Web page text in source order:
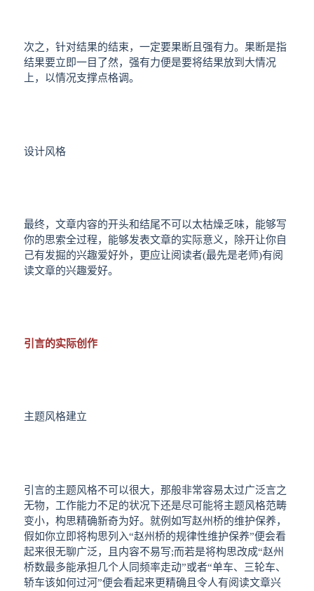
次之，针对结果的结束，一定要果断且强有力。果断是指
结果要立即一目了然，强有力便是要将结果放到大情况
上，以情况支撑点格调。
设计风格
最终，文章内容的开头和结尾不可以太枯燥乏味，能够写
你的思索全过程，能够发表文章的实际意义，除开让你自
己有发掘的兴趣爱好外，更应让阅读者(最先是老师)有阅
读文章的兴趣爱好。
引言的实际创作
主题风格建立
引言的主题风格不可以很大，那般非常容易太过广泛言之
无物，工作能力不足的状况下还是尽可能将主题风格范畴
变小，构思精确新奇为好。就例如写赵州桥的维护保养，
假如你立即将构思列入“赵州桥的规律性维护保养”便会看
起来很无聊广泛，且内容不易写;而若是将构思改成“赵州
桥数最多能承担几个人同频率走动”或者“单车、三轮车、
轿车该如何过河”便会看起来更精确且令人有阅读文章兴